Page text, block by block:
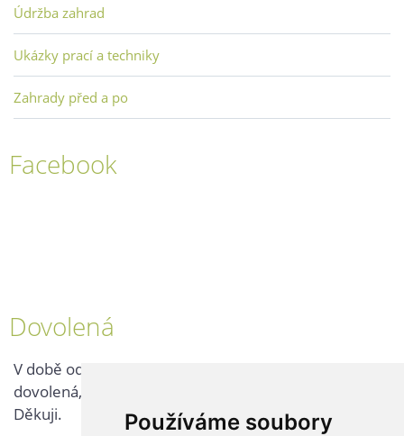
Používáme soubory
Údržba zahrad
Ukázky prací a techniky
Zahrady před a po
Facebook
Dovolená
V době od 25. 7. - 2. 8. 2026 probíhá v naší firmě
dovolená, kontaktujte nás až po jejím ukončení.
Děkuji.